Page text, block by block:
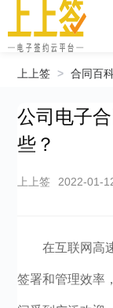
上上签 > 合同百
公司电子
些？
上上签 2022-01-
在互联网高
签署和管理效率